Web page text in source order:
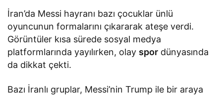
İran’da Messi hayranı bazı çocuklar ünlü
oyuncunun formalarını çıkararak ateşe verdi.
Görüntüler kısa sürede sosyal medya
platformlarında yayılırken, olay spor dünyasında
da dikkat çekti.
Bazı İranlı gruplar, Messi’nin Trump ile bir araya